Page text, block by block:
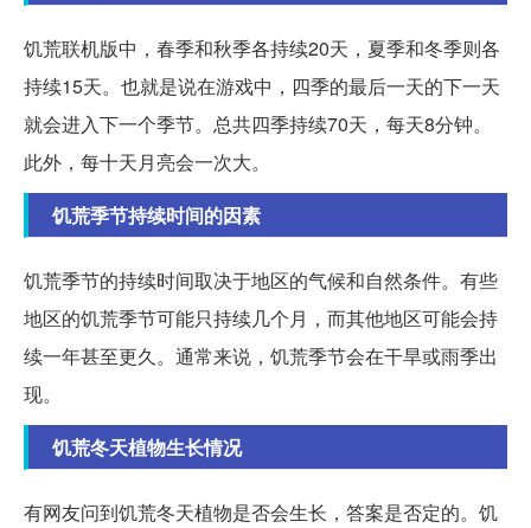
饥荒联机版中，春季和秋季各持续20天，夏季和冬季则各
持续15天。也就是说在游戏中，四季的最后一天的下一天
就会进入下一个季节。总共四季持续70天，每天8分钟。
此外，每十天月亮会一次大。
饥荒季节持续时间的因素
饥荒季节的持续时间取决于地区的气候和自然条件。有些
地区的饥荒季节可能只持续几个月，而其他地区可能会持
续一年甚至更久。通常来说，饥荒季节会在干旱或雨季出
现。
饥荒冬天植物生长情况
有网友问到饥荒冬天植物是否会生长，答案是否定的。饥